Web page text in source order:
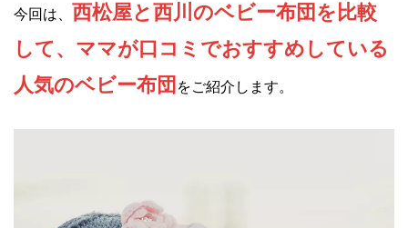
今回は、 西松屋と西川のベビー布団を比較
して、ママが口コミでおすすめしている
人気のベビー布団 をご紹介します。